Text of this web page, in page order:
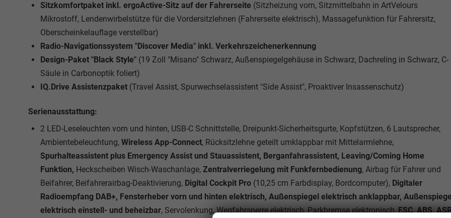
Sitzkomfortpaket inkl. ergoActive-Sitz auf der Fahrerseite (Sitzheizung vorn, Sitzmittelbahn in ArtVelours
Mikrostoff, Lendenwirbelstütze für die Vordersitzlehnen (Fahrerseite elektrisch), Massagefunktion für Fahrersitz,
Oberscheinkelauflage verstellbar)
Radio-Navigationssystem "Discover Media" inkl. Verkehrszeichenerkennung
Design-Paket "Black Style" (19 Zoll "Misano" Schwarz, Außenspiegelgehäuse in Schwarz, Dachreling in Schwarz, C-
Säule in Carbonoptik foliert)
IQ.Drive Assistenzpaket (Travel Assist, Spurwechselassistent "Side Assist", Proaktiver Insassenschutz)
Serienausstattung:
2 LED-Leseleuchten vorn und hinten, USB-C Schnittstelle, Dreipunkt-Sicherheitsgurte, Kopfstützen, 6 Lautsprecher,
Ambientebeleuchtung, Wireless App-Connect, Rücksitzlehne geteilt umklappbar mit Mittelarmlehne,
Spurhalteassistent plus Emergency Assist und Stauassistent, Berganfahrassistent, Leaving/Coming Home
Funktion, Heckscheiben Wisch-Waschanlage, Zentralverriegelung mit Funkfernbedienung, Airbag für Fahrer und
Beifahrer, Beifahrerairbag-Deaktivierung, Digital Cockpit Pro (10,25 cm Farbdisplay, Bordcomputer), Digitaler
Radioempfang DAB+, Fensterheber vorn und hinten elektrisch, Außenspiegel elektrisch anklappbar,
elektrisch einstell- und beheizbar, Servolenkung, Wegfahrsperre elektrisch, Parkbremse elektronisch, ESC, ABS,